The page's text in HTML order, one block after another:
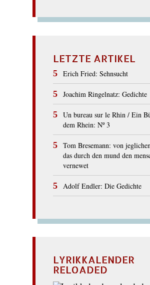
LETZTE ARTIKEL
Erich Fried: Sehnsucht
Joachim Ringelnatz: Gedichte
Un bureau sur le Rhin / Ein
dem Rhein: Nº 3
Tom Bresemann: von
das durch den mund den
vernewet
Adolf Endler: Die Gedichte
LYRIKKALENDER
RELOADED